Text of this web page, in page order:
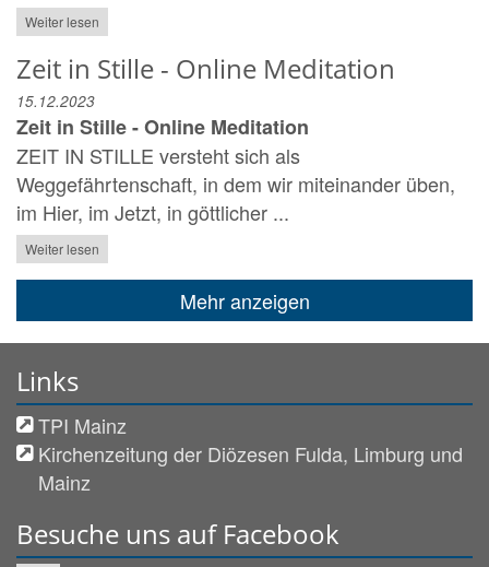
Weiter lesen
Zeit in Stille - Online Meditation
15.12.2023
Zeit in Stille - Online Meditation
ZEIT IN STILLE versteht sich als
Weggefährtenschaft, in dem wir miteinander üben,
im Hier, im Jetzt, in göttlicher ...
Weiter lesen
Mehr anzeigen
Links
TPI Mainz
Kirchenzeitung der Diözesen Fulda, Limburg und
Mainz
Besuche uns auf Facebook